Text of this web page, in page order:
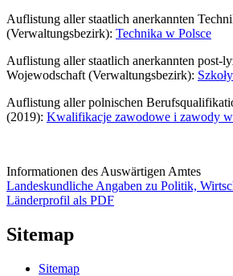
Auflistung aller staatlich anerkannten
(Verwaltungsbezirk): Technika w Polsce
Auflistung aller staatlich anerkannten post-
Wojewodschaft (Verwaltungsbezirk):
Auflistung aller polnischen
(2019): Kwalifikacje zawodowe i zawody w
Informationen des Auswärtigen Amtes
Landeskundliche Angaben zu Politik,
Länderprofil als PDF
Sitemap
Sitemap